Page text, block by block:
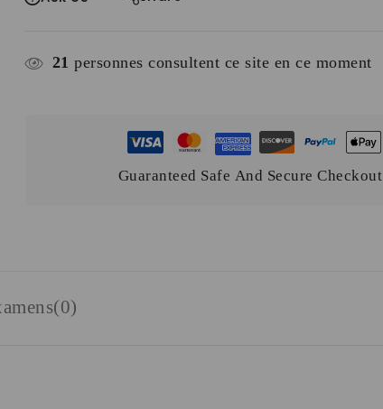
21 personnes consultent ce site en ce moment
Guaranteed Safe And Secure Checkout